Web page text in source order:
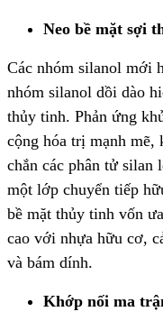
Neo bề mặt sợi
Các nhóm silanol mới
nhóm silanol dồi dào
thủy tinh. Phản ứng
cộng hóa trị mạnh mẽ,
chắn các phân tử silan
một lớp chuyển tiếp
bề mặt thủy tinh vốn
cao với nhựa hữu cơ,
và bám dính.
Khớp nối ma